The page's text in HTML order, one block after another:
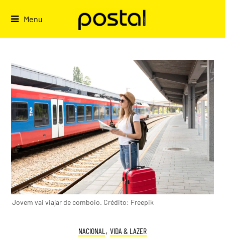
Menu
Jovem vai viajar de comboio. Crédito: Freepik
NACIONAL , VIDA & LAZER